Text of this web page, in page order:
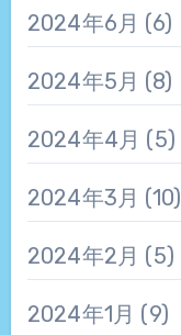
2024年6月 (6)
2024年5月 (8)
2024年4月 (5)
2024年3月 (10)
2024年2月 (5)
2024年1月 (9)